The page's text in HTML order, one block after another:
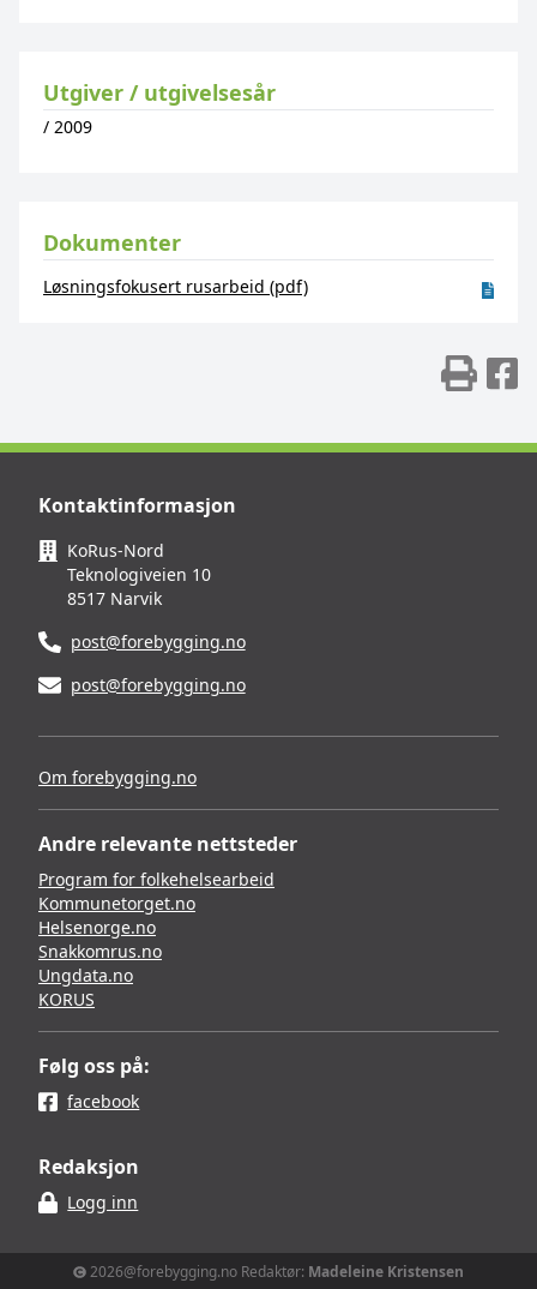
Utgiver / utgivelsesår
/ 2009
Dokumenter
Løsningsfokusert rusarbeid (pdf)
Kontaktinformasjon
KoRus-Nord
Teknologiveien 10
8517 Narvik
post@forebygging.no
post@forebygging.no
Om forebygging.no
Andre relevante nettsteder
Program for folkehelsearbeid
Kommunetorget.no
Helsenorge.no
Snakkomrus.no
Ungdata.no
KORUS
Følg oss på:
facebook
Redaksjon
Logg inn
2026@forebygging.no Redaktør: Madeleine Kristensen